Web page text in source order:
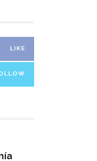
LIKE